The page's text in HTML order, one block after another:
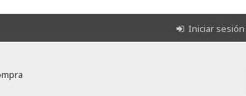
Iniciar sesión